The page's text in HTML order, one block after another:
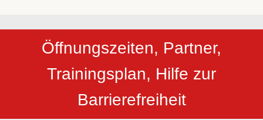
Öffnungszeiten, Partner,
Trainingsplan, Hilfe zur
Barrierefreiheit